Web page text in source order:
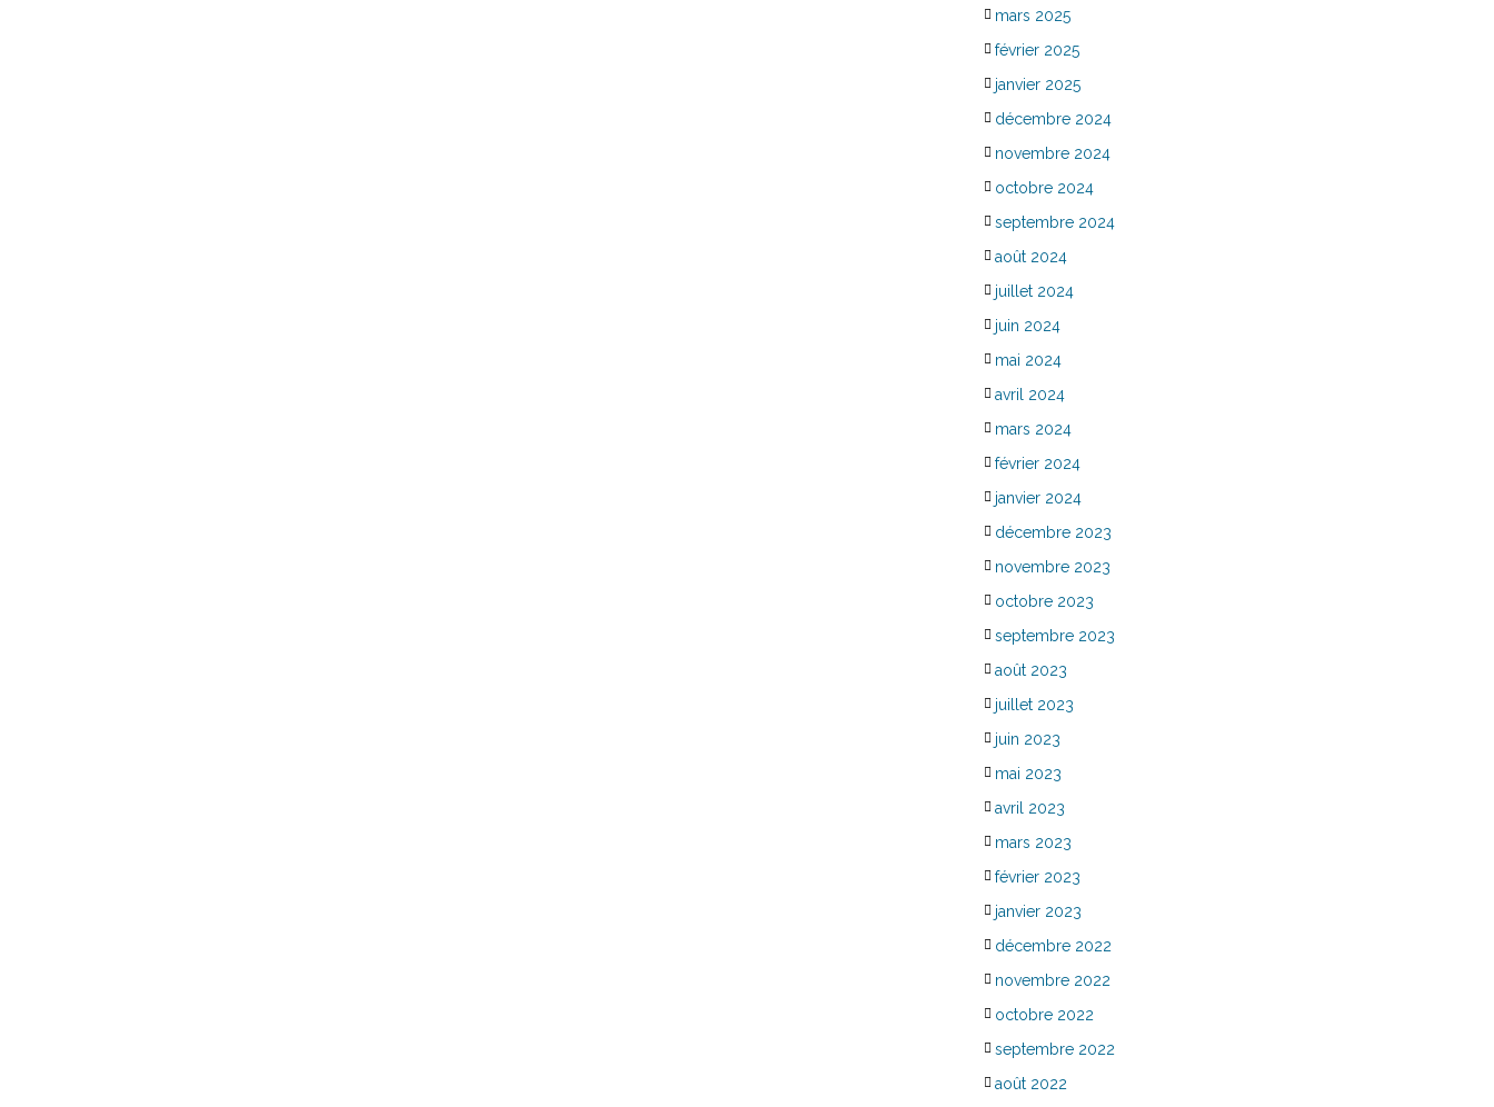
mars 2025
février 2025
janvier 2025
décembre 2024
novembre 2024
octobre 2024
septembre 2024
août 2024
juillet 2024
juin 2024
mai 2024
avril 2024
mars 2024
février 2024
janvier 2024
décembre 2023
novembre 2023
octobre 2023
septembre 2023
août 2023
juillet 2023
juin 2023
mai 2023
avril 2023
mars 2023
février 2023
janvier 2023
décembre 2022
novembre 2022
octobre 2022
septembre 2022
août 2022